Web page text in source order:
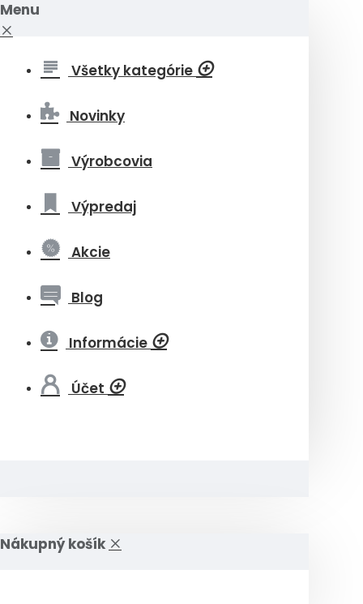
Menu
Všetky kategórie
Novinky
Výrobcovia
Výpredaj
Akcie
Blog
Informácie
Účet
Nákupný košík